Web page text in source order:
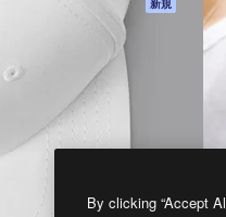
新規
モバイルアプリ
すべてのMagnificツ
ール
By clicking “Accept